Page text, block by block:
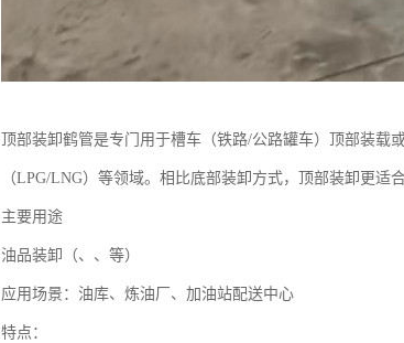
顶部装卸鹤管是专门用于槽车（铁路/公路罐车）顶部装
（LPG/LNG）等领域。相比底部装卸方式，顶部装卸更适
主要用途
油品装卸（、、等）
应用场景：油库、炼油厂、加油站配送中心
特点：